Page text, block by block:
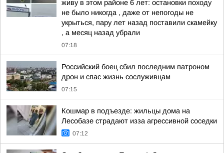
живу в этом районе 6 лет: остановки походу
не было никогда , даже от непогоды не
укрыться, пару лет назад поставили скамейку
, а месяц назад убрали
07:18
Российский боец сбил последним патроном
дрон и спас жизнь сослуживцам
07:15
Кошмар в подъезде: жильцы дома на
Лесобазе страдают изза агрессивной соседки
07:12